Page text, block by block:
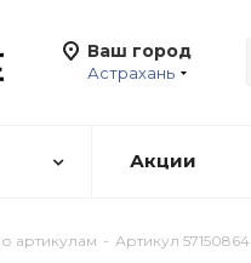
Ваш город
Астрахань
Акции
артикулам - Артикул 57150864